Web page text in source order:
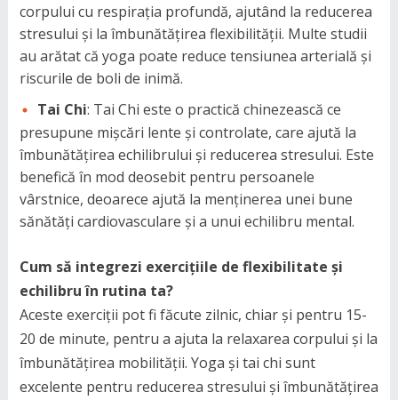
corpului cu respirația profundă, ajutând la reducerea
stresului și la îmbunătățirea flexibilității. Multe studii
au arătat că yoga poate reduce tensiunea arterială și
riscurile de boli de inimă.
Tai Chi: Tai Chi este o practică chinezească ce
presupune mișcări lente și controlate, care ajută la
îmbunătățirea echilibrului și reducerea stresului. Este
benefică în mod deosebit pentru persoanele
vârstnice, deoarece ajută la menținerea unei bune
sănătăți cardiovasculare și a unui echilibru mental.
Cum să integrezi exercițiile de flexibilitate și
echilibru în rutina ta?
Aceste exerciții pot fi făcute zilnic, chiar și pentru 15-
20 de minute, pentru a ajuta la relaxarea corpului și la
îmbunătățirea mobilității. Yoga și tai chi sunt
excelente pentru reducerea stresului și îmbunătățirea